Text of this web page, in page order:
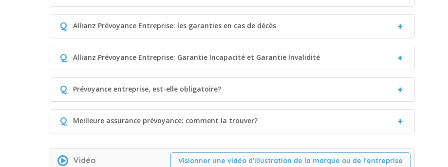
Q Allianz Prévoyance Entreprise: les garanties en cas de décès
Q Allianz Prévoyance Entreprise: Garantie Incapacité et Garantie Invalidité
Q Prévoyance entreprise, est-elle obligatoire?
Q Meilleure assurance prévoyance: comment la trouver?
Vidéo Visionner une vidéo d'illustration de la marque ou de l'entreprise